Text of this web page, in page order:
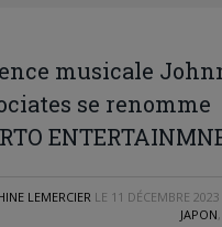
musicale
se renomme
LEMERCIER LE 11 DÉCEMBRE 2023
JAPON,